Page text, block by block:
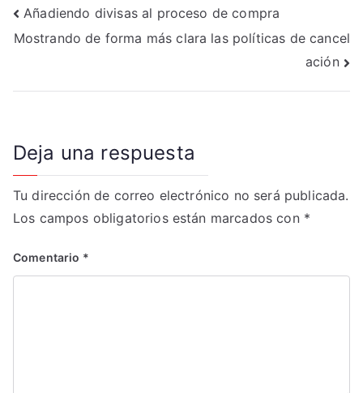
Navegación
de
entradas
Añadiendo divisas al proceso de compra
Mostrando de forma más clara las políticas de cancel
ación
Deja una respuesta
Tu dirección de correo electrónico no será publicada.
Los campos obligatorios están marcados con *
Comentario *